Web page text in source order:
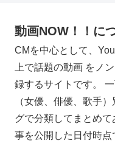
動画NOW！！に
CMを中心として、
上で話題の動画 をノ
録するサイトです。
（女優、俳優、歌手
グで分類してまとめ
事を公開した日付時